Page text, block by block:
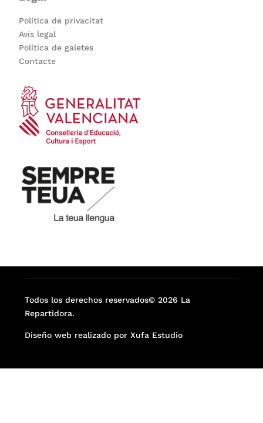
Política de privacitat
Avís legal
Política de galetes
Contacte
Todos los derechos reservados© 2026 La
Repartidora.
Diseño web realizado por Xufa Estudio